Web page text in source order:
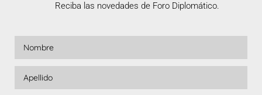
Reciba las novedades de Foro Diplomático.